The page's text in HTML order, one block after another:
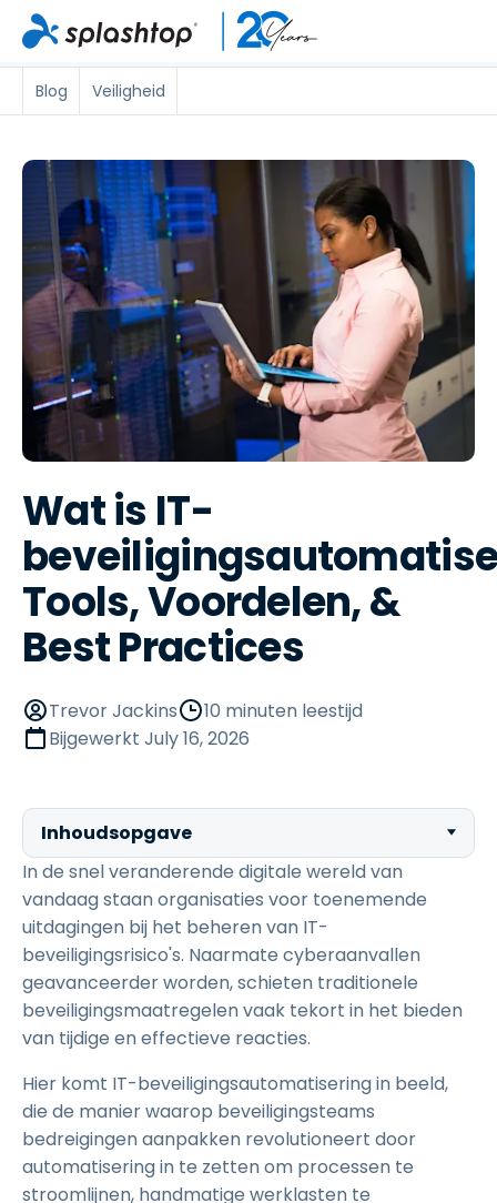
Blog Veiligheid
Wat is IT-
Tools, Voordelen, &
Best Practices
Trevor Jackins
10 minuten leestijd
Bijgewerkt July 16, 2026
Inhoudsopgave
In de snel veranderende digitale wereld van
vandaag staan organisaties voor toenemende
uitdagingen bij het beheren van IT-
beveiligingsrisico's. Naarmate cyberaanvallen
geavanceerder worden, schieten traditionele
beveiligingsmaatregelen vaak tekort in het bieden
van tijdige en effectieve reacties.
Hier komt IT-beveiligingsautomatisering in beeld,
die de manier waarop beveiligingsteams
bedreigingen aanpakken revolutioneert door
automatisering in te zetten om processen te
stroomlijnen, handmatige werklasten te